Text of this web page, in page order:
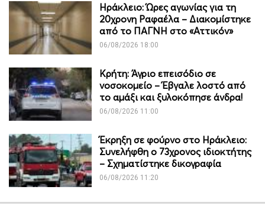
Ηράκλειο: Ώρες αγωνίας για τη
20χρονη Ραφαέλα – Διακομίστηκε
από το ΠΑΓΝΗ στο «Αττικόν»
06/08/2026 18:00
Κρήτη: Άγριο επεισόδιο σε
νοσοκομείο – Έβγαλε λοστό από
το αμάξι και ξυλοκόπησε άνδρα!
06/08/2026 11:00
Έκρηξη σε φούρνο στο Ηράκλειο:
Συνελήφθη ο 73χρονος ιδιοκτήτης
– Σχηματίστηκε δικογραφία
06/08/2026 11:20